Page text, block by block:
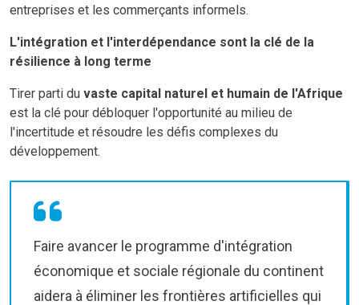
entreprises et les commerçants informels.
L'intégration et l'interdépendance sont la clé de la
résilience à long terme
Tirer parti du vaste capital naturel et humain de l'Afrique
est la clé pour débloquer l'opportunité au milieu de
l'incertitude et résoudre les défis complexes du
développement.
Faire avancer le programme d'intégration
économique et sociale régionale du continent
aidera à éliminer les frontières artificielles qui